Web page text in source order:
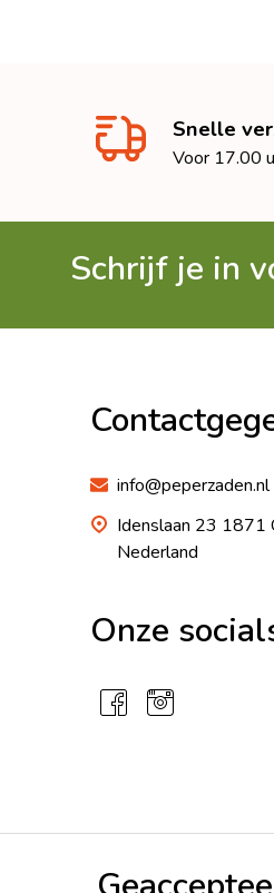
Snelle
Voor 17.00
Schrijf je in
info@peperzaden.nl
Idenslaan 23 1871 CS
Nederland
Onze